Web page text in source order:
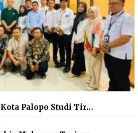
Palopo Studi Tir…